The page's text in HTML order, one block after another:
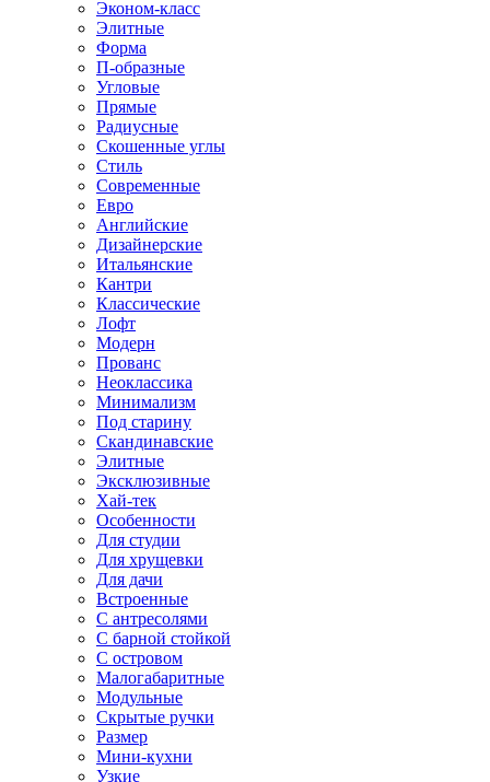
Эконом-класс
Элитные
Форма
П-образные
Угловые
Прямые
Радиусные
Скошенные углы
Стиль
Современные
Евро
Английские
Дизайнерские
Итальянские
Кантри
Классические
Лофт
Модерн
Прованс
Неоклассика
Минимализм
Под старину
Скандинавские
Элитные
Эксклюзивные
Хай-тек
Особенности
Для студии
Для хрущевки
Для дачи
Встроенные
С антресолями
С барной стойкой
С островом
Малогабаритные
Модульные
Скрытые ручки
Размер
Мини-кухни
Узкие